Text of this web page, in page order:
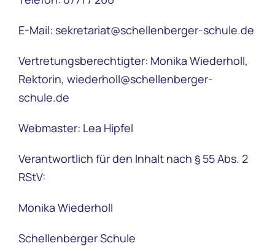
E-Mail: sekretariat@schellenberger-schule.de
Vertretungsberechtigter: Monika Wiederholl,
Rektorin, wiederholl@schellenberger-
schule.de
Webmaster: Lea Hipfel
Verantwortlich für den Inhalt nach § 55 Abs. 2
RStV:
Monika Wiederholl
Schellenberger Schule